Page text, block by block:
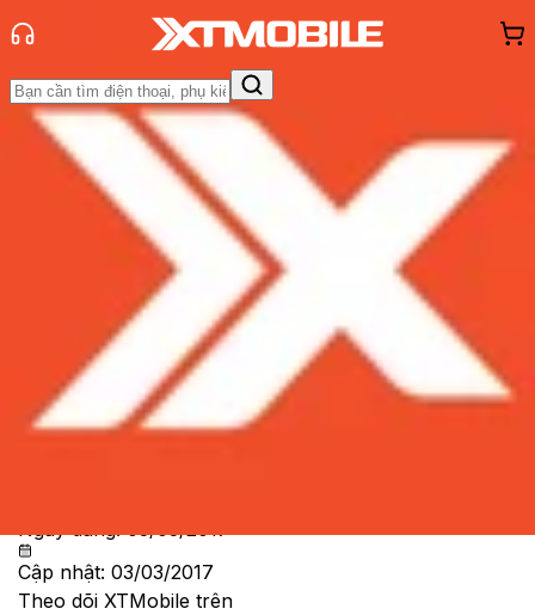
Trang chủ
Tin tức
Tin Mới
Đánh Giá - Trên TaySo Sánh Tư vấnKhuyến
Hỏi đáp App - Game Thông báo
hàng - Sự kiện
Thực tế cho thấy, iPhone còn gặp
nhiều lỗi hơn cả các smartphone
Android
Ngày đăng:03/03/2017
Cập nhật: 03/03/2017
Theo dõi XTMobile trên